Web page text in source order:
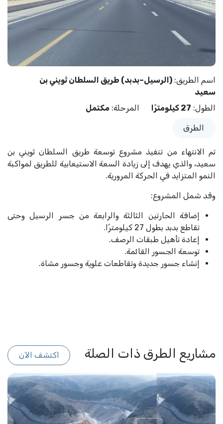
اسم الطريق: (الرسيل–بدبد) طريق السلطان ثويني بن
سعيد
الطول: 27 كيلومترًا المرحلة: مكتمل
الطرق
تم الانتهاء من تنفيذ مشروع توسعة طريق السلطان ثويني بن
سعيد، والذي يهدف إلى زيادة السعة الاستيعابية للطريق لمواكبة
النمو المتزايد في الحركة المرورية.
وقد شمل المشروع:
إضافة الحارتين الثالثة والرابعة من جسر الرسيل وحتى
تقاطع بدبد بطول 27 كيلومترًا.
إعادة تأهيل طبقات الرصف.
توسعة الجسور القائمة.
إنشاء جسور جديدة وتقاطعات علوية وجسور مشاة.
مشاريع الطرق ذات الصلة اكتشف الآن